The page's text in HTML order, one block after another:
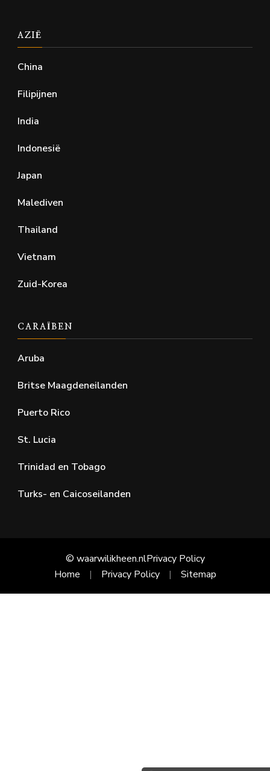
AZIË
China
Filipijnen
India
Indonesië
Japan
Malediven
Thailand
Vietnam
Zuid-Korea
CARAÏBEN
Aruba
Britse Maagdeneilanden
Puerto Rico
St. Lucia
Trinidad en Tobago
Turks- en Caicoseilanden
© waarwilikheen.nlPrivacy Policy
Home
Privacy Policy Sitemap